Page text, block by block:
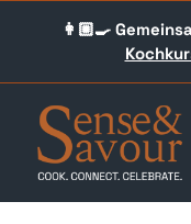
👩🏼‍🍳
Über uns